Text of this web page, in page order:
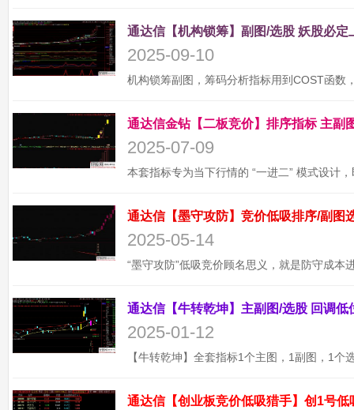
2025-09-10
2025-07-09
2025-05-14
2025-01-12
通达信【创业板竞价低吸猎手】创1号